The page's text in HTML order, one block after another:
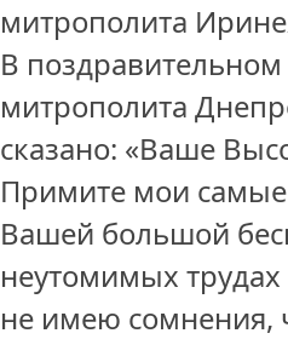
митрополита
В
митрополита
сказано: «Ваше
Примите мои
Вашей большой
неутомимых
не имею сомнения,